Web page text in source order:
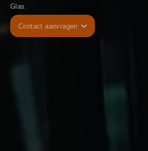
Glas.
Contact aanvragen